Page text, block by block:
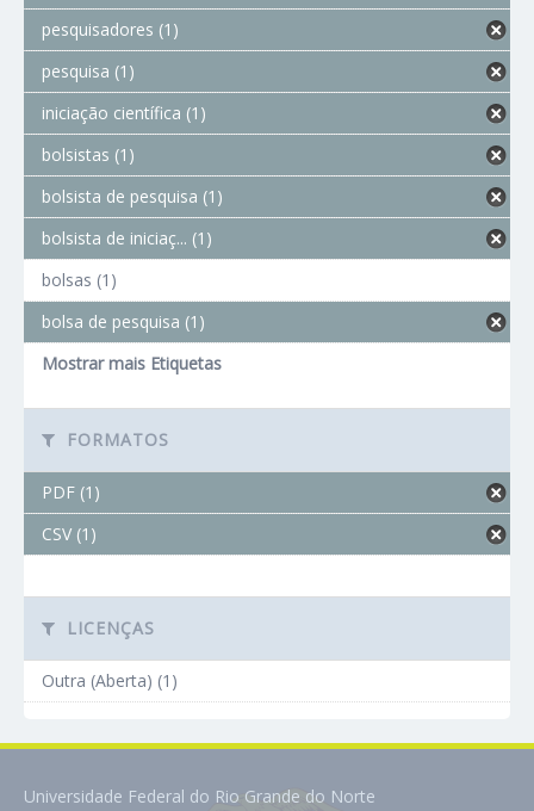
pesquisadores (1)
pesquisa (1)
iniciação científica (1)
bolsistas (1)
bolsista de pesquisa (1)
bolsista de iniciaç... (1)
bolsas (1)
bolsa de pesquisa (1)
Mostrar mais Etiquetas
FORMATOS
PDF (1)
CSV (1)
LICENÇAS
Outra (Aberta) (1)
Universidade Federal do Rio Grande do Norte